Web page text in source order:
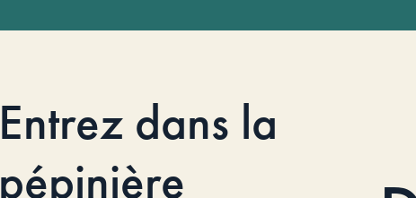
Entrez dans la
pépinière